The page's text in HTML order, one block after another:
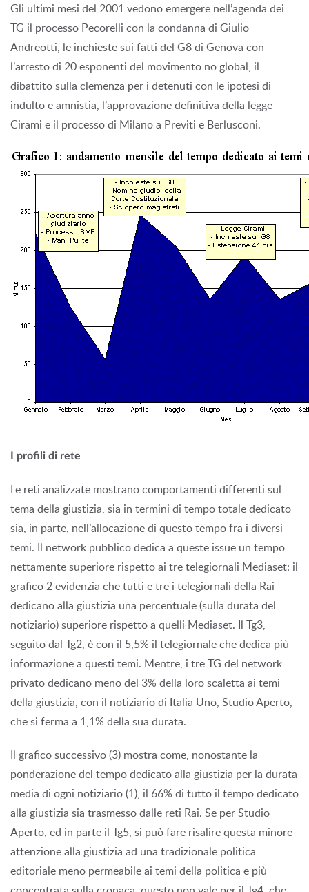
Gli ultimi mesi del 2001 vedono emergere nell’agenda dei
TG il processo Pecorelli con la condanna di Giulio
Andreotti, le inchieste sui fatti del G8 di Genova con
l’arresto di 20 esponenti del movimento no global, il
dibattito sulla clemenza per i detenuti con le ipotesi di
indulto e amnistia, l’approvazione definitiva della legge
Cirami e il processo di Milano a Previti e Berlusconi.
I profili di rete
Le reti analizzate mostrano comportamenti differenti sul
tema della giustizia, sia in termini di tempo totale dedicato
sia, in parte, nell’allocazione di questo tempo fra i diversi
temi. Il network pubblico dedica a queste issue un tempo
nettamente superiore rispetto ai tre telegiornali Mediaset: il
grafico 2 evidenzia che tutti e tre i telegiornali della Rai
dedicano alla giustizia una percentuale (sulla durata del
notiziario) superiore rispetto a quelli Mediaset. Il Tg3,
seguito dal Tg2, è con il 5,5% il telegiornale che dedica più
informazione a questi temi. Mentre, i tre TG del network
privato dedicano meno del 3% della loro scaletta ai temi
della giustizia, con il notiziario di Italia Uno, Studio Aperto,
che si ferma a 1,1% della sua durata.
Il grafico successivo (3) mostra come, nonostante la
ponderazione del tempo dedicato alla giustizia per la durata
media di ogni notiziario (1), il 66% di tutto il tempo dedicato
alla giustizia sia trasmesso dalle reti Rai. Se per Studio
Aperto, ed in parte il Tg5, si può fare risalire questa minore
attenzione alla giustizia ad una tradizionale politica
editoriale meno permeabile ai temi della politica e più